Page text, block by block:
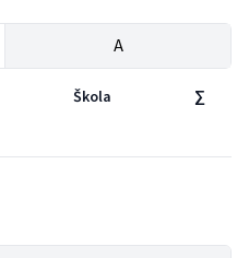
A
Škola ∑